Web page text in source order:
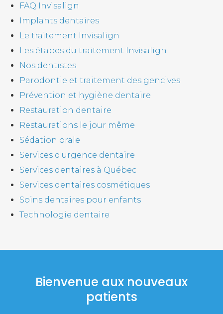
FAQ Invisalign
Implants dentaires
Le traitement Invisalign
Les étapes du traitement Invisalign
Nos dentistes
Parodontie et traitement des gencives
Prévention et hygiène dentaire
Restauration dentaire
Restaurations le jour même
Sédation orale
Services d'urgence dentaire
Services dentaires à Québec
Services dentaires cosmétiques
Soins dentaires pour enfants
Technologie dentaire
Bienvenue aux nouveaux
patients